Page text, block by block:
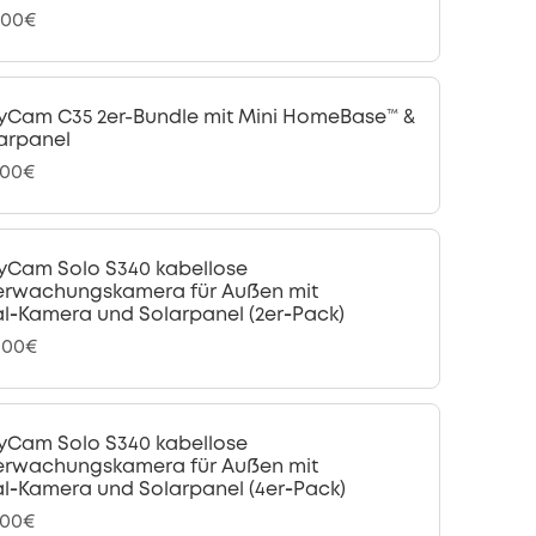
C35 2er-Bundle mit Mini HomeBase™ &
Solo S340 kabellose
für Außen mit
und Solarpanel (2er‑Pack)
Solo S340 kabellose
für Außen mit
und Solarpanel (4er‑Pack)